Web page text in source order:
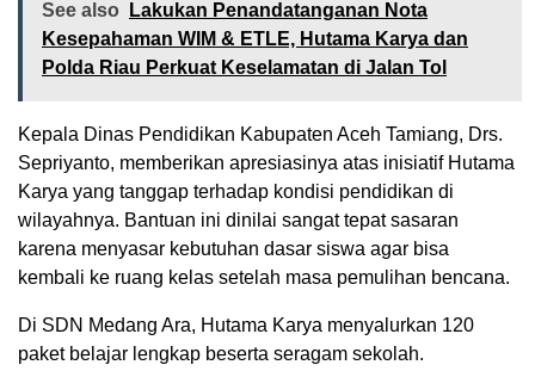
See also
Lakukan Penandatanganan Nota
Kesepahaman WIM & ETLE, Hutama Karya dan
Polda Riau Perkuat Keselamatan di Jalan Tol
Kepala Dinas Pendidikan Kabupaten Aceh Tamiang, Drs.
Sepriyanto, memberikan apresiasinya atas inisiatif Hutama
Karya yang tanggap terhadap kondisi pendidikan di
wilayahnya. Bantuan ini dinilai sangat tepat sasaran
karena menyasar kebutuhan dasar siswa agar bisa
kembali ke ruang kelas setelah masa pemulihan bencana.
Di SDN Medang Ara, Hutama Karya menyalurkan 120
paket belajar lengkap beserta seragam sekolah.